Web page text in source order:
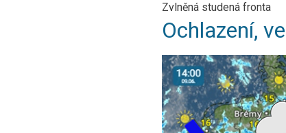
Zvlněná studená fronta
Ochlazení,